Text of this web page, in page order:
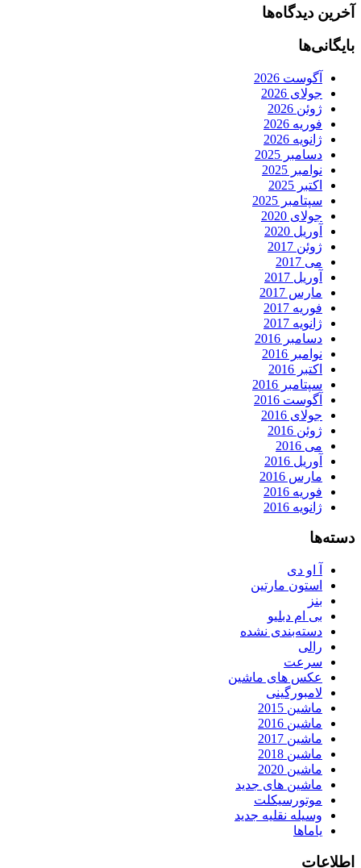
آخرین دیدگاه‌ها
بایگانی‌ها
آگوست 2026
جولای 2026
ژوئن 2026
فوریه 2026
ژانویه 2026
دسامبر 2025
نوامبر 2025
اکتبر 2025
سپتامبر 2025
جولای 2020
آوریل 2020
ژوئن 2017
می 2017
آوریل 2017
مارس 2017
فوریه 2017
ژانویه 2017
دسامبر 2016
نوامبر 2016
اکتبر 2016
سپتامبر 2016
آگوست 2016
جولای 2016
ژوئن 2016
می 2016
آوریل 2016
مارس 2016
فوریه 2016
ژانویه 2016
دسته‌ها
آ او دی
استون مارتین
بنز
بی ام دبلیو
دسته‌بندی نشده
رالی
سرعت
عکس های ماشین
لامبورگینی
ماشین 2015
ماشین 2016
ماشین 2017
ماشین 2018
ماشین 2020
ماشین های جدید
موتورسیکلت
وسیله نقلیه جدید
یاماها
اطلاعات